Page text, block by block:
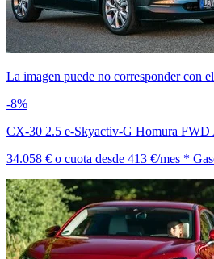
La imagen puede no corresponder con
-8%
CX-30 2.5 e-Skyactiv-G Homura FWD
34.058 € o cuota desde 413 €/mes *